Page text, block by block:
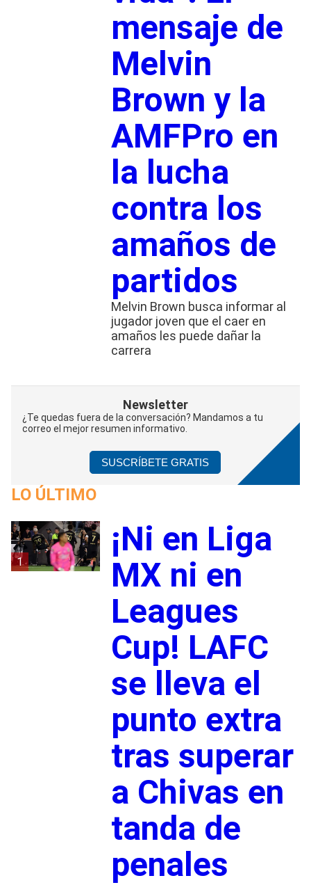
mensaje de
Melvin
Brown y la
AMFPro en
la lucha
contra los
amaños de
partidos
Melvin Brown busca informar al
jugador joven que el caer en
amaños les puede dañar la
carrera
Newsletter
¿Te quedas fuera de la conversación? Mandamos a tu
correo el mejor resumen informativo.
SUSCRÍBETE GRATIS
LO ÚLTIMO
1
¡Ni en Liga
MX ni en
Leagues
Cup! LAFC
se lleva el
punto extra
tras superar
a Chivas en
tanda de
penales